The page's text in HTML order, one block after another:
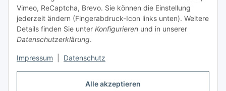
Alle akzeptieren
Vimeo, ReCaptcha, Brevo. Sie können die Einstellung
jederzeit ändern (Fingerabdruck-Icon links unten). Weitere
Details finden Sie unter Konfigurieren und in unserer
Datenschutzerklärung.
Impressum Datenschutz
Vertrag widerrufen